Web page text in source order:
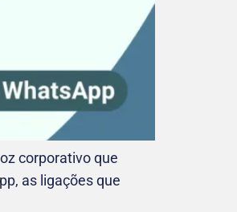
corporativo que
as ligações que